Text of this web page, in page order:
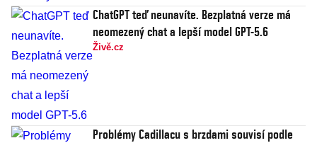
ChatGPT teď neunavíte. Bezplatná verze má
neomezený chat a lepší model GPT-5.6
Živě.cz
Problémy Cadillacu s brzdami souvisí podle